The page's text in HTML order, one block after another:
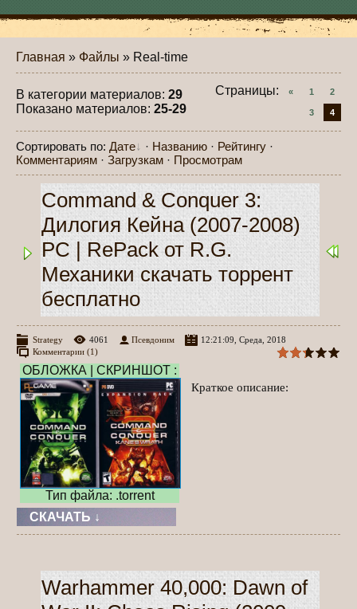
Главная » Файлы » Real-time
В категории материалов: 29
Показано материалов: 25-29
Страницы: « 1 2
3 4
Сортировать по: Дате · Названию · Рейтингу ·
Комментариям · Загрузкам · Просмотрам
Command & Conquer 3:
Дилогия Кейна (2007-2008)
PC | RePack от R.G.
Механики скачать торрент
бесплатно
Strategy 4061 Псевдоним
12:21:09, Среда, 2018
Комментарии (1)
ОБЛОЖКА | СКРИНШОТ :
Тип файла: .torrent
Краткое описание:
СКАЧАТЬ ↓
Warhammer 40,000: Dawn of